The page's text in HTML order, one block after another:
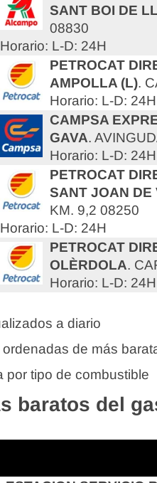
SANT BOI DE
08830
Horario: L-D: 24H
PETROCAT
AMPOLLA (L).
Horario: L-D: 24H
CAMPSA
GAVA.
Horario: L-D: 24H
PETROCAT
SANT JOAN DE
KM. 9,2 08250
Horario: L-D: 24H
PETROCAT
OLÈRDOLA.
Horario: L-D: 24H
a diario
de más
por tipo de combustible
baratos del